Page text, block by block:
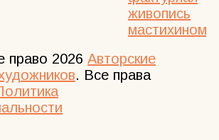
право 2026 Авторские
. Все права